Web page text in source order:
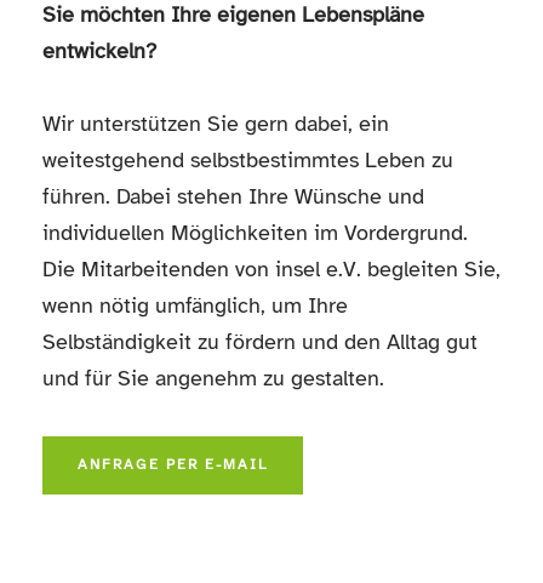
Sie möchten Ihre eigenen Lebenspläne
entwickeln?
Wir unterstützen Sie gern dabei, ein
weitestgehend selbstbestimmtes Leben zu
führen. Dabei stehen Ihre Wünsche und
individuellen Möglichkeiten im Vordergrund.
Die Mitarbeitenden von insel e.V. begleiten Sie,
wenn nötig umfänglich, um Ihre
Selbständigkeit zu fördern und den Alltag gut
und für Sie angenehm zu gestalten.
ANFRAGE PER E-MAIL